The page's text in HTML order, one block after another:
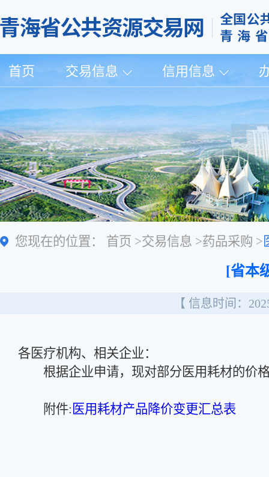
首页 交易信息 信用信息
您现在的位置： 首页 >交易信息 >药品采购 >
[省本
【 信息时间：
各医疗机构、相关企业：
根据企业申请，现对部分医用耗材的价
附件: 医用耗材产品降价变更汇总表